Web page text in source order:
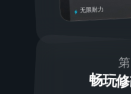
无限耐力
畅玩